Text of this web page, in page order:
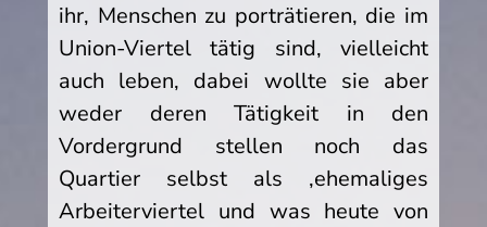
ihr, Menschen zu porträtieren, die im
Union-Viertel tätig sind, vielleicht
auch leben, dabei wollte sie aber
weder deren Tätigkeit in den
Vordergrund stellen noch das
Quartier selbst als ‚ehemaliges
Arbeiterviertel und was heute von